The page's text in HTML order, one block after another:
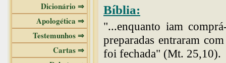
Dicionário ⇒
Apologética ⇒
Testemunhos ⇒
Cartas ⇒
Bíblia:
"...enquanto iam
preparadas entraram
foi fechada" (Mt. 25,10).